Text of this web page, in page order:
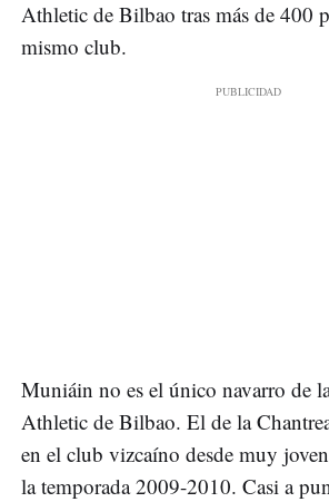
Athletic de Bilbao tras más de 400
mismo club.
Muniáin no es el único navarro de
Athletic de Bilbao. El de la
en el club vizcaíno desde muy
la temporada 2009-2010. Casi a